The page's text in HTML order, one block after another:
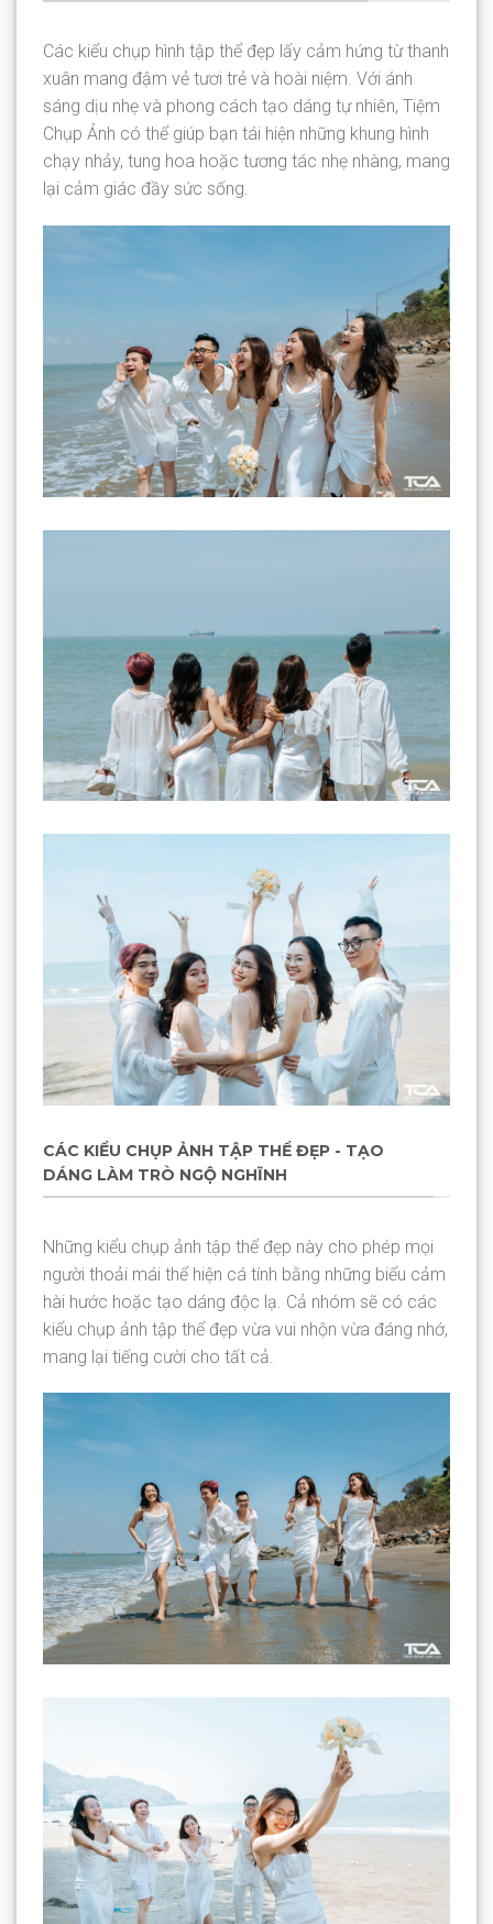
Các kiểu chụp hình tập thể đẹp lấy cảm hứng từ thanh
xuân mang đậm vẻ tươi trẻ và hoài niệm. Với ánh
sáng dịu nhẹ và phong cách tạo dáng tự nhiên, Tiệm
Chụp Ảnh có thể giúp bạn tái hiện những khung hình
chạy nhảy, tung hoa hoặc tương tác nhẹ nhàng, mang
lại cảm giác đầy sức sống.
CÁC KIỂU CHỤP ẢNH TẬP THỂ ĐẸP - TẠO
DÁNG LÀM TRÒ NGỘ NGHĨNH
Những kiểu chụp ảnh tập thể đẹp này cho phép mọi
người thoải mái thể hiện cá tính bằng những biểu cảm
hài hước hoặc tạo dáng độc lạ. Cả nhóm sẽ có các
kiểu chụp ảnh tập thể đẹp vừa vui nhộn vừa đáng nhớ,
mang lại tiếng cười cho tất cả.